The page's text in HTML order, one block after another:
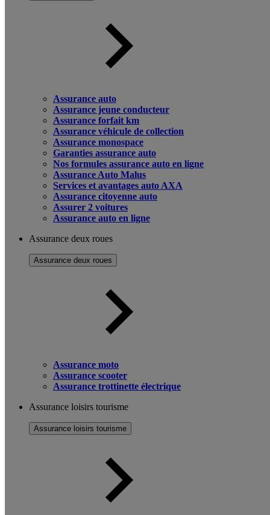
Assurance auto
Assurance jeune conducteur
Assurance forfait km
Assurance véhicule de collection
Assurance monospace
Garanties assurance auto
Nos formules assurance auto en ligne
Assurance Auto Malus
Services et avantages auto AXA
Assurance citoyenne auto
Assurer 2 voitures
Assurance auto en ligne
Assurance deux roues
Assurance deux roues
Assurance moto
Assurance scooter
Assurance trottinette électrique
Assurance loisirs tourisme
Assurance loisirs tourisme